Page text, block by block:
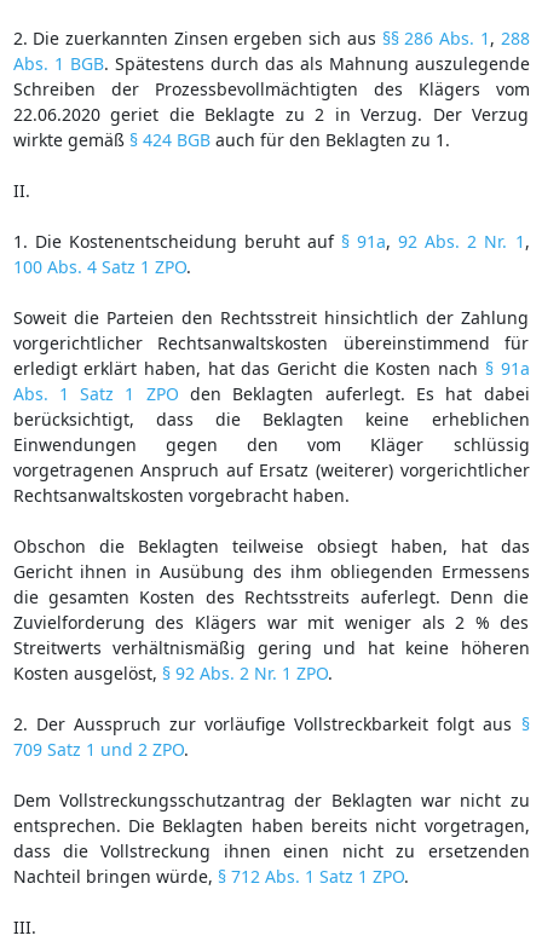
2. Die zuerkannten Zinsen ergeben sich aus §§ 286 Abs. 1 , 288
Abs. 1 BGB. Spätestens durch das als Mahnung auszulegende
Schreiben der Prozessbevollmächtigten des Klägers vom
22.06.2020 geriet die Beklagte zu 2 in Verzug. Der Verzug
wirkte gemäß § 424 BGBauch für den Beklagten zu 1.
II.
1. Die Kostenentscheidung beruht auf § 91a,92 Abs. 2 Nr. 1 ,
100 Abs. 4 Satz 1 ZPO.
Soweit die Parteien den Rechtsstreit hinsichtlich der Zahlung
vorgerichtlicher Rechtsanwaltskosten übereinstimmend für
erledigt erklärt haben, hat das Gericht die Kosten nach § 91a
Abs. 1 Satz 1 ZPO den Beklagten auferlegt. Es hat dabei
berücksichtigt, dass die Beklagten keine erheblichen
Einwendungen gegen den vom Kläger schlüssig
vorgetragenen Anspruch auf Ersatz (weiterer) vorgerichtlicher
Rechtsanwaltskosten vorgebracht haben.
Obschon die Beklagten teilweise obsiegt haben, hat das
Gericht ihnen in Ausübung des ihm obliegenden Ermessens
die gesamten Kosten des Rechtsstreits auferlegt. Denn die
Zuvielforderung des Klägers war mit weniger als 2 % des
Streitwerts verhältnismäßig gering und hat keine höheren
Kosten ausgelöst, § 92 Abs. 2 Nr. 1 ZPO.
2. Der Ausspruch zur vorläufige Vollstreckbarkeit folgt aus §
709 Satz 1 und 2 ZPO.
Dem Vollstreckungsschutzantrag der Beklagten war nicht zu
entsprechen. Die Beklagten haben bereits nicht vorgetragen,
dass die Vollstreckung ihnen einen nicht zu ersetzenden
Nachteil bringen würde, § 712 Abs. 1 Satz 1 ZPO.
III.